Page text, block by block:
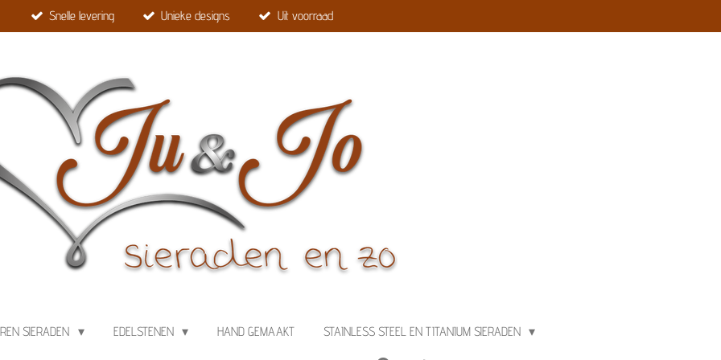
Snelle levering Unieke designs Uit voorraad
SIERADEN EDELSTENEN HAND GEMAAKT STAINLESS STEEL EN TITANIUM SIERADEN